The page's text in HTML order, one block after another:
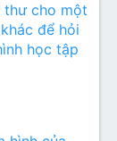
thư cho một
để hỏi
học tập